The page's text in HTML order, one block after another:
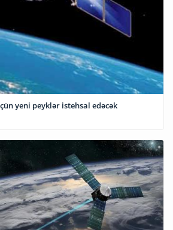
yeni peyklər istehsal edəcək